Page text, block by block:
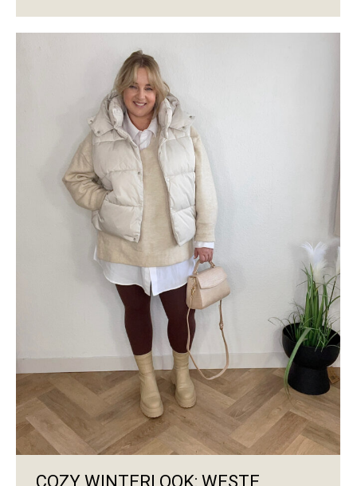
COZY WINTERLOOK: WESTE,